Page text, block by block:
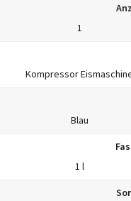
1
Kompressor
Blau
1 l